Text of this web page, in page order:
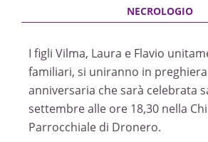
I figli Vilma, Laura e Flavio
familiari, si uniranno in preghiera
anniversaria che sarà celebrata
settembre alle ore 18,30 nella
Parrocchiale di Dronero.